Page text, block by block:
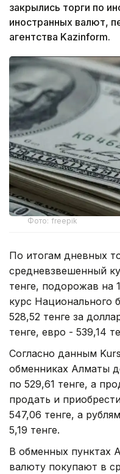
закрылись торги по
иностранных валют,
агентства Kazinform.
Фото: freepik
По итогам дневных
средневзвешенный
тенге, подорожав на
курс Национального
528,52 тенге за
тенге, евро - 539,14
Согласно данным
обменниках Алматы
по 529,61 тенге, а
продать и
547,06 тенге, а
5,19 тенге.
В обменных пунктах
валюту покупают в